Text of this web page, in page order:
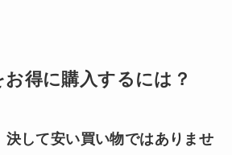
得に購入するには？
して安い買い物ではありませ